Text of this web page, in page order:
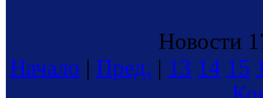
Новости
Начало | Пред. | 13 14 15